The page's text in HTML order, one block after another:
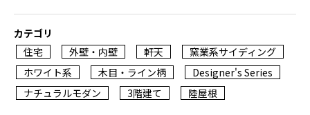
カテゴリ
住宅
外壁・内壁 軒天
窯業系サイディング
ホワイト系
木目・ライン柄
Designer's Series
ナチュラルモダン
3階建て 陸屋根